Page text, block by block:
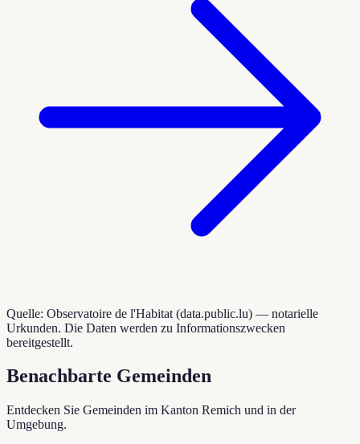
Quelle: Observatoire de l'Habitat (data.public.lu) — notarielle
Urkunden. Die Daten werden zu Informationszwecken
bereitgestellt.
Benachbarte Gemeinden
Entdecken Sie Gemeinden im Kanton Remich und in der
Umgebung.